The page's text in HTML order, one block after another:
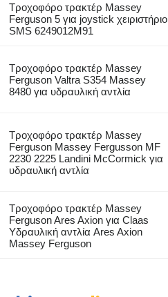
Τροχοφόρο τρακτέρ Massey
Ferguson 5 για joystick χειριστήριο
SMS 6249012M91
Τροχοφόρο τρακτέρ Massey
Ferguson Valtra S354 Massey
8480 για υδραυλική αντλία
Τροχοφόρο τρακτέρ Massey
Ferguson Massey Fergusson MF
2230 2225 Landini McCormick για
υδραυλική αντλία
Τροχοφόρο τρακτέρ Massey
Ferguson Ares Axion για Claas
Υδραυλική αντλία Ares Axion
Massey Ferguson